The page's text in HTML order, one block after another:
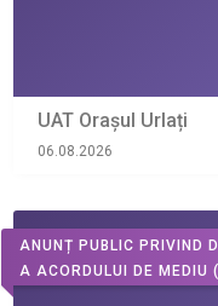
UAT Orașul Urlați
06.08.2026
ANUNȚ PUBLIC PRIVIND
A ACORDULUI DE MEDIU